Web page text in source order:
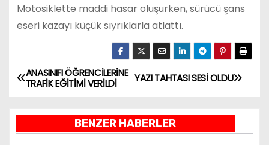
Motosiklette maddi hasar oluşurken, sürücü şans
eseri kazayı küçük sıyrıklarla atlattı.
Y
z
YAZI TAHTASI SESİ OLDU
ANASINIFI ÖĞRENCİLERİNE
TRAFİK EĞİTİMİ VERİLDİ
BENZER HABERLER